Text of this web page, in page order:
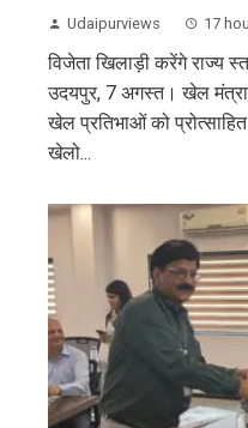
Udaipurviews 17
विजेता खिलाड़ी करेंगे राज्य
उदयपुर, 7 अगस्त। खेल
खेल प्रतिभाओं को
खेलो...